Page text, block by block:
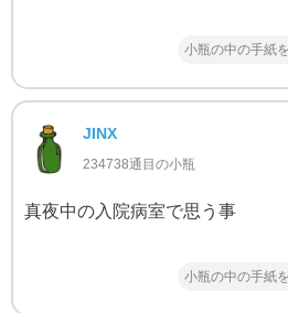
小瓶の中の手紙
JINX
234738通目の小瓶
真夜中の入院病室で思う事
小瓶の中の手紙